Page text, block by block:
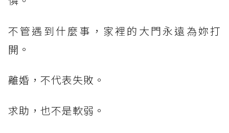
不管遇到什麼事，家裡的大門永遠為妳打
開。
離婚，不代表失敗。
求助，也不是軟弱。